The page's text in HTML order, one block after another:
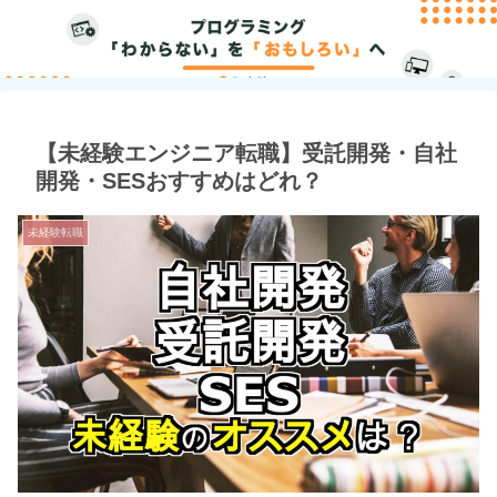
【未経験エンジニア転職】受託開発・自社
開発・SESおすすめはどれ？
未経験転職